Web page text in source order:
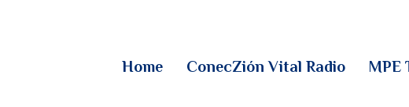
Home ConecZión Vital Radio MPE
CONECZIÓN VITAL